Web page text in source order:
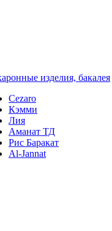
изделия, бакалея
Cezaro
Кэмми
Лия
Аманат ТД
Рис Баракат
Al-Jannat